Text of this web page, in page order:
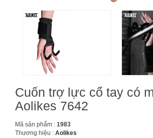
Cuốn trợ lực cổ tay có
Aolikes 7642
Mã sản phẩm : 1983
Thương hiệu : Aolikes